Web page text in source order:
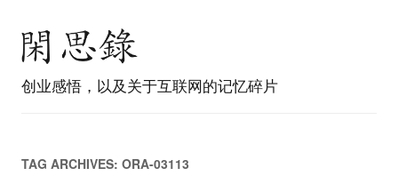
创业感悟，以及关于互联网的记忆碎片
TAG ARCHIVES: ORA-03113